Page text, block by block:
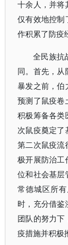
十余人，并将
仅有效地控制
作积累了防疫
全民族抗
同。首先，从
暴发之前，伯
预测了鼠疫卷
积极筹备各类
次鼠疫奠定了
第二次鼠疫流
极开展防治工
位和社会基层
常德城区所
时，充分借鉴
团队的努力下
疫措施并积极